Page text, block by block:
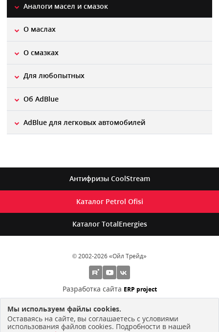
Aналоги масел и смазок
О маслах
О смазках
Для любопытных
Об AdBlue
AdBlue для легковых автомобилей
Антифризы CoolStream
Каталог Petrol Ofisi
Каталог TotalEnergies
© 2002-2026 «Ойл Трейд»
Разработка сайта ERP project
ЗАПОЛНЕНИЕ И ОТПРАВКА ЛЮБОЙ ФОРМЫ НА САЙТЕ
ПОДРАЗУМЕВАЕТ ОБЯЗАТЕЛЬНОЕ СОГЛАСИЕ С
Мы используем файлы cookies.
Оставаясь на сайте, вы соглашаетесь с условиями
использования файлов cookies. Подробности в нашей